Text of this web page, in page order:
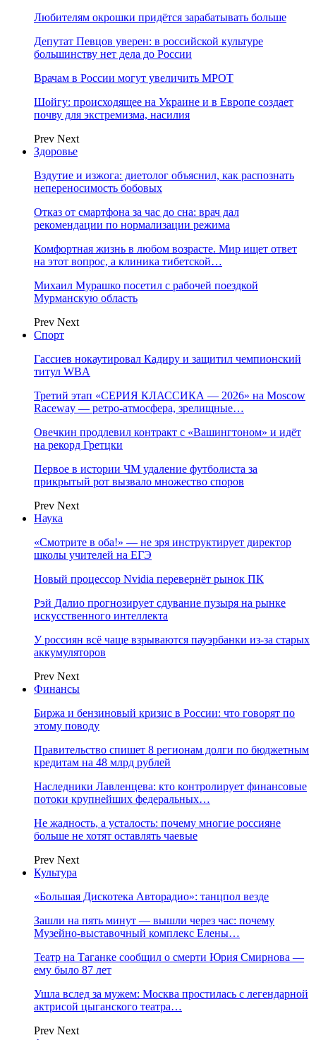
Любителям окрошки придётся зарабатывать больше
Депутат Певцов уверен: в российской культуре
большинству нет дела до России
Врачам в России могут увеличить МРОТ
Шойгу: происходящее на Украине и в Европе создает
почву для экстремизма, насилия
Prev Next
Здоровье
Вздутие и изжога: диетолог объяснил, как распознать
непереносимость бобовых
Отказ от смартфона за час до сна: врач дал
рекомендации по нормализации режима
Комфортная жизнь в любом возрасте. Мир ищет ответ
на этот вопрос, а клиника тибетской…
Михаил Мурашко посетил с рабочей поездкой
Мурманскую область
Prev Next
Спорт
Гассиев нокаутировал Кадиру и защитил чемпионский
титул WBA
Третий этап «СЕРИЯ КЛАССИКА — 2026» на Moscow
Raceway — ретро‑атмосфера, зрелищные…
Овечкин продлевил контракт с «Вашингтоном» и идёт
на рекорд Гретцки
Первое в истории ЧМ удаление футболиста за
прикрытый рот вызвало множество споров
Prev Next
Наука
«Смотрите в оба!» — не зря инструктирует директор
школы учителей на ЕГЭ
Новый процессор Nvidia перевернёт рынок ПК
Рэй Далио прогнозирует сдувание пузыря на рынке
искусственного интеллекта
У россиян всё чаще взрываются пауэрбанки из-за старых
аккумуляторов
Prev Next
Финансы
Биржа и бензиновый кризис в России: что говорят по
этому поводу
Правительство спишет 8 регионам долги по бюджетным
кредитам на 48 млрд рублей
Наследники Лавленцева: кто контролирует финансовые
потоки крупнейших федеральных…
Не жадность, а усталость: почему многие россияне
больше не хотят оставлять чаевые
Prev Next
Культура
«Большая Дискотека Авторадио»: танцпол везде
Зашли на пять минут — вышли через час: почему
Музейно-выставочный комплекс Елены…
Театр на Таганке сообщил о смерти Юрия Смирнова —
ему было 87 лет
Ушла вслед за мужем: Москва простилась с легендарной
актрисой цыганского театра…
Prev Next